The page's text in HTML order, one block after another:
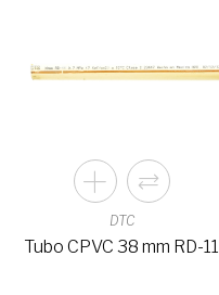
DTC
Tubo CPVC 38 mm RD-11